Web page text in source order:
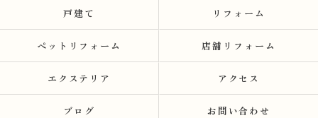
戸建て リフォーム
ペットリフォーム 店舗リフォーム
エクステリア アクセス
ブログ お問い合わせ